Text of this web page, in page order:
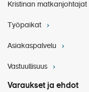
Muut ruoat,
Pidätämme oikeuden
Kristinan matkanjohtajat
Työpaikat
Asiakaspalvelu
Vastuullisuus
Varaukset ja ehdot